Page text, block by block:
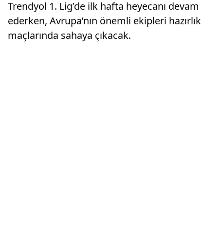
Trendyol 1. Lig’de ilk hafta heyecanı devam
ederken, Avrupa’nın önemli ekipleri hazırlık
maçlarında sahaya çıkacak.